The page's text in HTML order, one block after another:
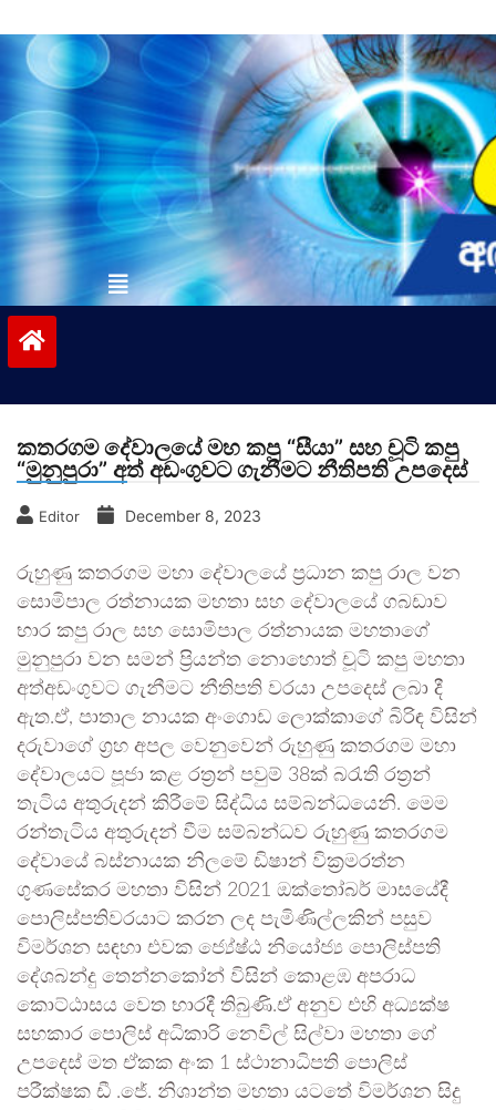
to
contentvinivida.lk
කතරගම දේවාලයේ මහ කපු “සීයා” සහ චූටි කපු
“මුනුපුරා” අත් අඩංගුවට ගැනීමට නීතිපති උපදෙස්
Editor December 8, 2023
රුහුණු කතරගම මහා දේවාලයේ ප්‍රධාන කපු රාල වන
සොමිපාල රත්නායක මහතා සහ දේවාලයේ ගබඩාව
භාර කපු රාල සහ සොමිපාල රත්නායක මහතාගේ
මුනුපුරා වන සමන් ප්‍රියන්ත නොහොත් චූටි කපු මහතා
අත්අඩංගුවට ගැනීමට නීතිපති වරයා උපදෙස් ලබා දී
ඇත.ඒ, පාතාල නායක අංගොඩ ලොක්කාගේ බිරිඳ විසින්
දරුවාගේ ග්‍රහ අපල වෙනුවෙන් රුහුණු කතරගම මහා
දේවාලයට පූජා කළ රත්‍රන් පවුම් 38ක් බරැති රත්‍රන්
තැටිය අතුරුදන් කිරීමේ සිද්ධිය සම්බන්ධයෙනි. මෙම
රන්තැටිය අතුරුදන් වීම සම්බන්ධව රුහුණු කතරගම
දේවායේ බස්නායක නිලමේ ඩිෂාන් වික්‍රමරත්න
ගුණසේකර මහතා විසින් 2021 ඔක්තෝබර් මාසයේදී
පොලිස්පතිවරයාට කරන ලද පැමිණිල්ලකින් පසුව
විමර්ශන සඳහා එවක ජ්‍යේෂ්ඨ නියෝජ්‍ය පොලිස්පති
දේශබන්දු තෙන්නකෝන් විසින් කොළඹ අපරාධ
කොට්ඨාසය වෙත භාරදී තිබුණි.ඒ අනුව එහි අධ්‍යක්ෂ
සහකාර පොලිස් අධිකාරි නෙවිල් සිල්වා මහතා ගේ
උපදෙස් මත ඒකක අංක 1 ස්ථානාධිපති පොලිස්
පරීක්ෂක ඩී .ජේ. නිශාන්ත මහතා යටතේ විමර්ශන සිදු